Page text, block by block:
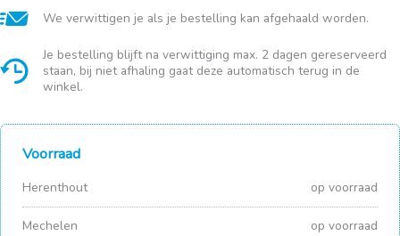
24st
aantal
We verwittigen je als je bestelling kan afgehaald worden.
Je bestelling blijft na verwittiging max. 2 dagen gereserveerd
staan, bij niet afhaling gaat deze automatisch terug in de
winkel.
Voorraad
Herenthout op voorraad
Mechelen op voorraad